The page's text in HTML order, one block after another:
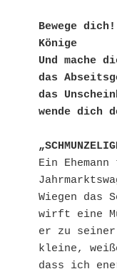
Bewege
Könige
Und mache
das
das
wende dich
Ein
Wiegen das
wirft eine
er zu
kleine,
dass ich